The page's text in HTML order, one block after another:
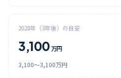
2028年（3年後）の目安
3,100 万円
3,100〜3,100万円